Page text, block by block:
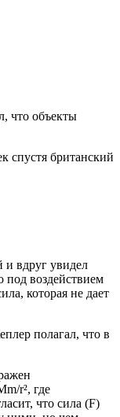
что объекты
спустя британский
и вдруг увидел
под воздействием
которая не дает
полагал, что в
r², где
что сила (F)